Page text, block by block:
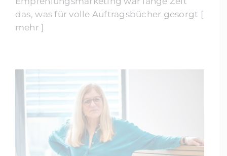
das, was für volle Auftragsbücher gesorgt [
mehr ]